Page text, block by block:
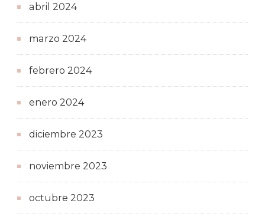
abril 2024
marzo 2024
febrero 2024
enero 2024
diciembre 2023
noviembre 2023
octubre 2023